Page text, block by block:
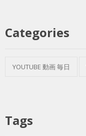
Categories
YOUTUBE 動画 毎日
Tags